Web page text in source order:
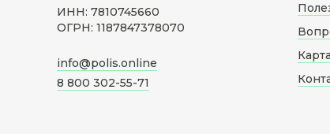
ИНН: 7810745660
ОГРН: 1187847378070
info@polis.online
8 800 302-55-71